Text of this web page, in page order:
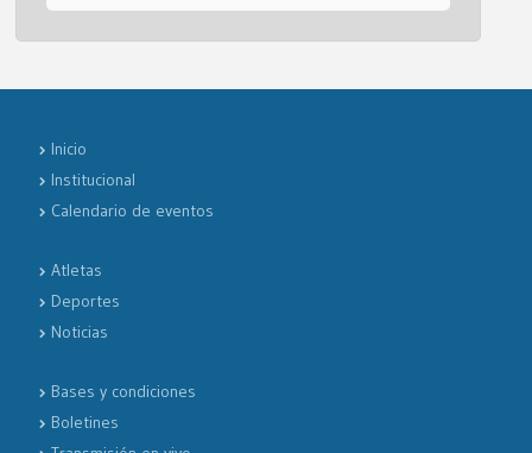
Inicio
Institucional
Calendario de eventos
Atletas
Deportes
Noticias
Bases y condiciones
Boletines